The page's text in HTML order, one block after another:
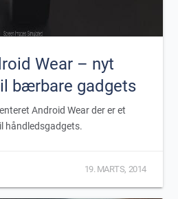
Wear – nyt
bærbare gadgets
Android Wear der er et
håndledsgadgets.
19. MARTS, 2014